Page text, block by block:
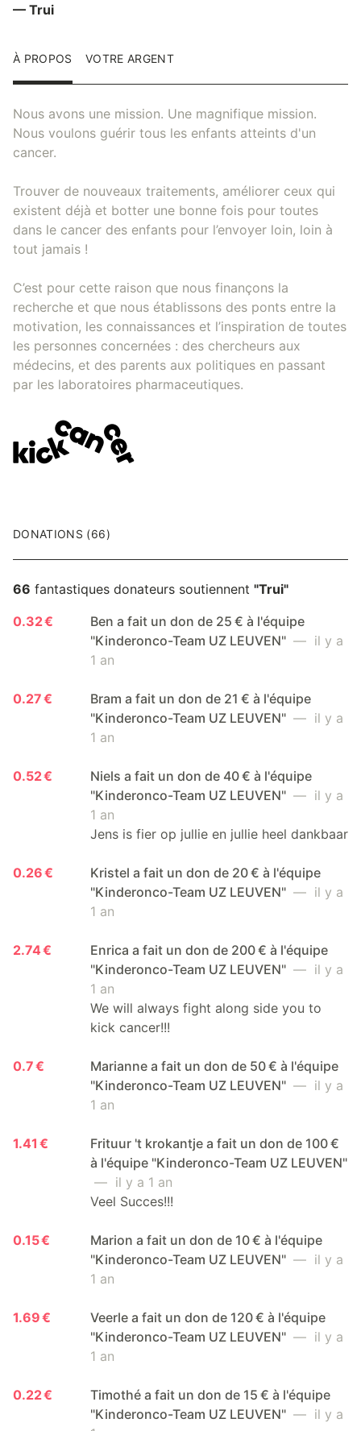
— Trui
À PROPOS VOTRE ARGENT
Nous avons une mission. Une magnifique mission.
Nous voulons guérir tous les enfants atteints d'un
cancer.
Trouver de nouveaux traitements, améliorer ceux qui
existent déjà et botter une bonne fois pour toutes
dans le cancer des enfants pour l’envoyer loin, loin à
tout jamais !
C’est pour cette raison que nous finançons la
recherche et que nous établissons des ponts entre la
motivation, les connaissances et l’inspiration de toutes
les personnes concernées : des chercheurs aux
médecins, et des parents aux politiques en passant
par les laboratoires pharmaceutiques.
DONATIONS (66)
66 fantastiques donateurs soutiennent "Trui"
0.32 €
Ben a fait un don de 25 € à l'équipe
"Kinderonco-Team UZ LEUVEN" — il y a
1 an
0.27 €
Bram a fait un don de 21 € à l'équipe
"Kinderonco-Team UZ LEUVEN" — il y a
1 an
0.52 €
Niels a fait un don de 40 € à l'équipe
"Kinderonco-Team UZ LEUVEN" — il y a
1 an
Jens is fier op jullie en jullie heel dankbaar
0.26 €
Kristel a fait un don de 20 € à l'équipe
"Kinderonco-Team UZ LEUVEN" — il y a
1 an
2.74 €
Enrica a fait un don de 200 € à l'équipe
"Kinderonco-Team UZ LEUVEN" — il y a
1 an
We will always fight along side you to
kick cancer!!!
0.7 €
Marianne a fait un don de 50 € à l'équipe
"Kinderonco-Team UZ LEUVEN" — il y a
1 an
1.41 €
Frituur 't krokantje a fait un don de 100 €
à l'équipe "Kinderonco-Team UZ LEUVEN"
— il y a 1 an
Veel Succes!!!
0.15 €
Marion a fait un don de 10 € à l'équipe
"Kinderonco-Team UZ LEUVEN" — il y a
1 an
1.69 €
Veerle a fait un don de 120 € à l'équipe
"Kinderonco-Team UZ LEUVEN" — il y a
1 an
0.22 €
Timothé a fait un don de 15 € à l'équipe
"Kinderonco-Team UZ LEUVEN" — il y a